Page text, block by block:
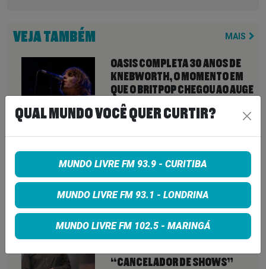
VEJA TAMBÉM MAIS
OASIS COMPLETA 30 ANOS DE
KNEBWORTH, O MOMENTO EM
QUE O BRITPOP CHEGOU AO AUGE
DUQUESA, SANDRA SÁ E DERRICK
GREEN EM SEU NOVO ÁLBUM
‘CONTINENTAL’
MORRISSEY CANCELA QUATRO
SHOWS DE ÚLTIMA HORA EM LAS
“CANCELADOR DE SHOWS”
QUAL MUNDO VOCÊ QUER CURTIR?
MUNDO LIVRE FM 93.9 - CURITIBA
MUNDO LIVRE FM 93.1 - LONDRINA
MUNDO LIVRE FM 102.5 - MARINGÁ